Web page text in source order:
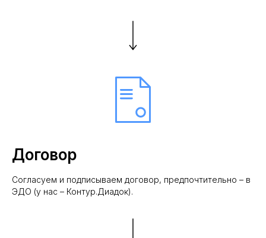
Договор
Согласуем и подписываем договор, предпочтительно – в
ЭДО (у нас – Контур.Диадок).